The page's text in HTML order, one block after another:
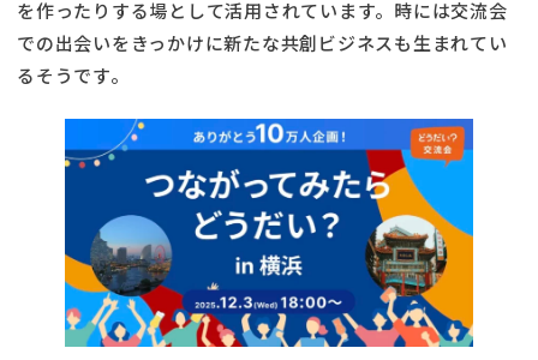
を作ったりする場として活⽤されています。時には交流会
での出会いをきっかけに新たな共創ビジネスも生まれてい
るそうです。